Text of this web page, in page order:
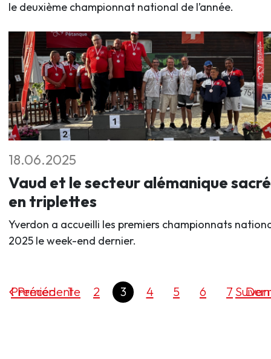
le deuxième championnat national de l’année.
18.06.2025
Vaud et le secteur alémanique
en triplettes
Yverdon a accueilli les premiers championnats
2025 le week-end dernier.
Précédente
Premier 1 2 3 4 5 6 7